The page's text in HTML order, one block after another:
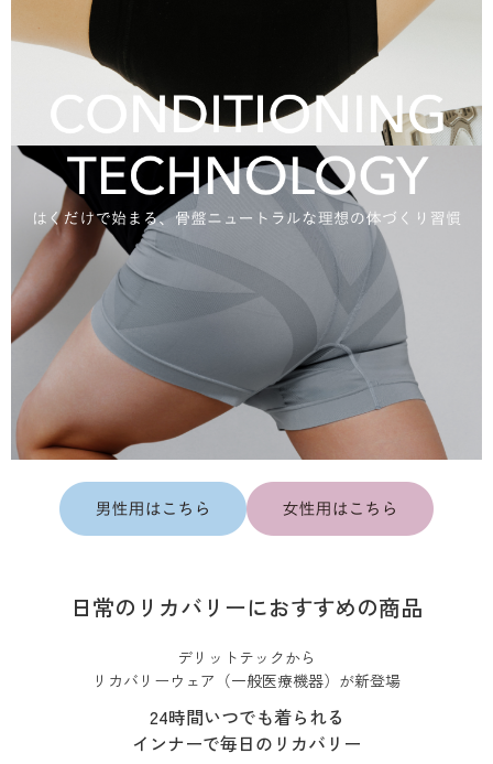
日常のリカバリーにおすすめの商品
デリットテックから
リカバリーウェア（一般医療機器）が新登場
24時間いつでも着られる
インナーで毎日のリカバリー